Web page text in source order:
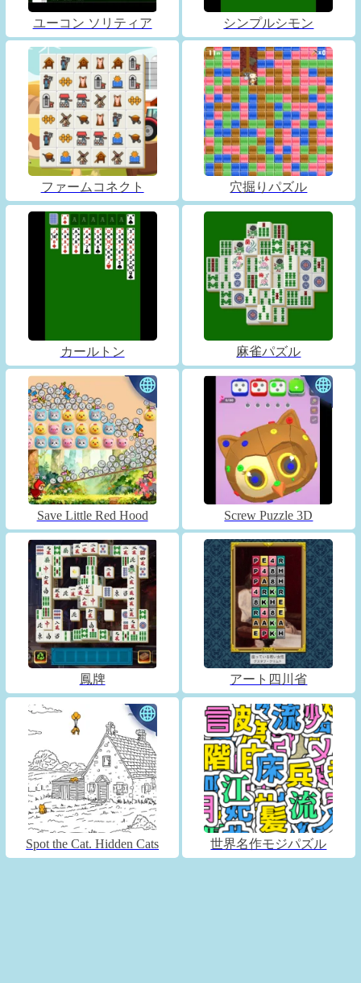
ユーコン ソリティア シンプルシモン
ファームコネクト 穴掘りパズル
カールトン 麻雀パズル
Save Little Red Hood Screw Puzzle 3D
鳳牌 アート四川省
Spot the Cat. Hidden Cats 世界名作モジパズル